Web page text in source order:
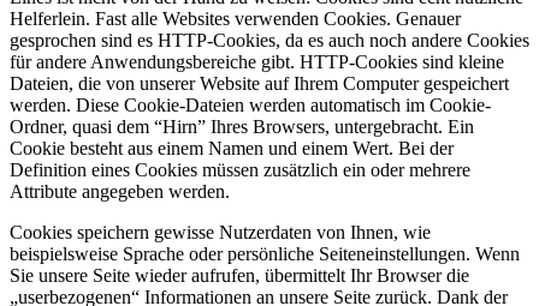
Helferlein. Fast alle Websites verwenden Cookies. Genauer
gesprochen sind es HTTP-Cookies, da es auch noch andere Cookies
für andere Anwendungsbereiche gibt. HTTP-Cookies sind kleine
Dateien, die von unserer Website auf Ihrem Computer gespeichert
werden. Diese Cookie-Dateien werden automatisch im Cookie-
Ordner, quasi dem “Hirn” Ihres Browsers, untergebracht. Ein
Cookie besteht aus einem Namen und einem Wert. Bei der
Definition eines Cookies müssen zusätzlich ein oder mehrere
Attribute angegeben werden.
Cookies speichern gewisse Nutzerdaten von Ihnen, wie
beispielsweise Sprache oder persönliche Seiteneinstellungen. Wenn
Sie unsere Seite wieder aufrufen, übermittelt Ihr Browser die
„userbezogenen“ Informationen an unsere Seite zurück. Dank der